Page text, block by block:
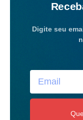
Digite seu